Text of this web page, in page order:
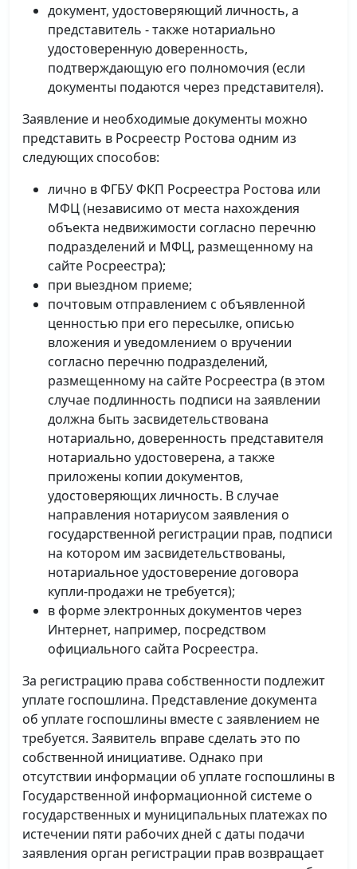
документ, удостоверяющий личность, а
представитель - также нотариально
удостоверенную доверенность,
подтверждающую его полномочия (если
документы подаются через представителя).
Заявление и необходимые документы можно
представить в Росреестр Ростова одним из
следующих способов:
лично в ФГБУ ФКП Росреестра Ростова или
МФЦ (независимо от места нахождения
объекта недвижимости согласно перечню
подразделений и МФЦ, размещенному на
сайте Росреестра);
при выездном приеме;
почтовым отправлением с объявленной
ценностью при его пересылке, описью
вложения и уведомлением о вручении
согласно перечню подразделений,
размещенному на сайте Росреестра (в этом
случае подлинность подписи на заявлении
должна быть засвидетельствована
нотариально, доверенность представителя
нотариально удостоверена, а также
приложены копии документов,
удостоверяющих личность. В случае
направления нотариусом заявления о
государственной регистрации прав, подписи
на котором им засвидетельствованы,
нотариальное удостоверение договора
купли-продажи не требуется);
в форме электронных документов через
Интернет, например, посредством
официального сайта Росреестра.
За регистрацию права собственности подлежит
уплате госпошлина. Представление документа
об уплате госпошлины вместе с заявлением не
требуется. Заявитель вправе сделать это по
собственной инициативе. Однако при
отсутствии информации об уплате госпошлины в
Государственной информационной системе о
государственных и муниципальных платежах по
истечении пяти рабочих дней с даты подачи
заявления орган регистрации прав возвращает